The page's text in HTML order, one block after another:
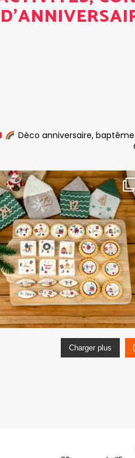
Déco anniversaire,
Charger plus